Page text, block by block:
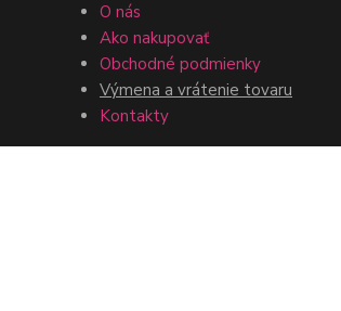
O nás
Ako nakupovať
Obchodné podmienky
Výmena a vrátenie tovaru
Kontakty